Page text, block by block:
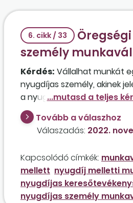
6. cikk / 33
személy
Kérdés: Vállalhat munkát
nyugdíjas személy, akinek
a nyugdíja? Amennyiben
jövedelmet vehet fel anélkül,
veszélyeztetné az ellátását?
Tovább a válaszhoz
Válaszadás: 2022.
Kapcsolódó címkék:
mellett nyugdíj melletti
nyugdíjas
nyugdíjas személy